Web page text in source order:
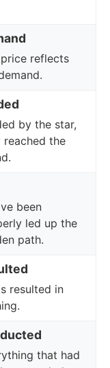
reflects
by the star,
reached the
been
led up the
path.
resulted in
that had